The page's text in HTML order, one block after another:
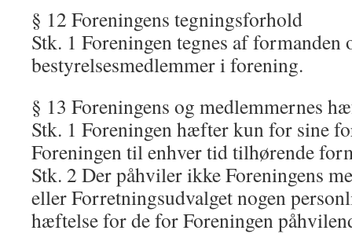
§ 12 Foreningens tegningsforhold
Stk. 1 Foreningen tegnes af formanden
bestyrelsesmedlemmer i forening.
§ 13 Foreningens og medlemmernes
Stk. 1 Foreningen hæfter kun for sine
Foreningen til enhver tid tilhørende
Stk. 2 Der påhviler ikke Foreningens
eller Forretningsudvalget nogen
hæftelse for de for Foreningen